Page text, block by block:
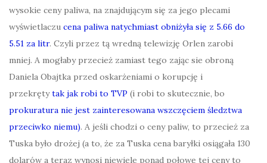
wysokie ceny paliwa, na znajdującym się za jego plecami
wyświetlaczu cena paliwa natychmiast obniżyła się z 5.66 do
5.51 za litr. Czyli przez tą wredną telewizję Orlen zarobi
mniej. A mogłaby przecież zamiast tego zając sie obroną
Daniela Obajtka przed oskarżeniami o korupcję i
przekrętytak jak robi to TVP (i robi to skutecznie, bo
prokuratura nie jest zainteresowana wszczęciem śledztwa
przeciwko niemu). A jeśli chodzi o ceny paliw, to przecież za
Tuska było drożej (a to, że za Tuska cena baryłki osiągała 130
dolarów a teraz wynosi niewiele ponad połowę tej ceny to